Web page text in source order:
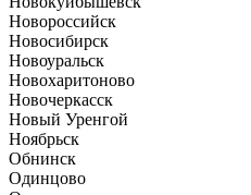
Новороссийск
Новосибирск
Новоуральск
Новохаритоново
Новочеркасск
Новый Уренгой
Ноябрьск
Обнинск
Одинцово